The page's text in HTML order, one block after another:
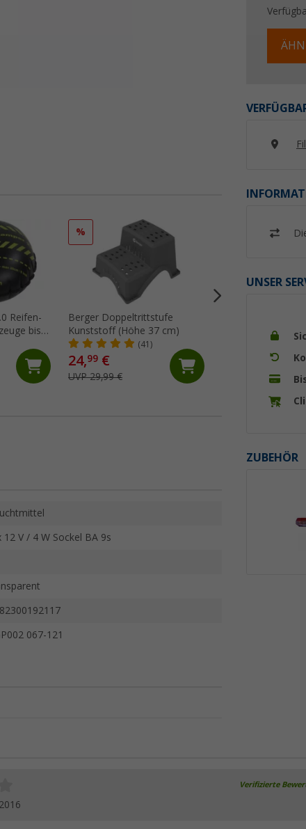
UNSER
ZUBEHÖR
Reifen-
bis 6
%
Berger Doppeltrittstufe
Kunststoff (Höhe 37 cm)
(41)
24,99 €
UVP 29,99 €
klappbarer
Aluminium
UVP 69,99 €
12 V / 4 W Sockel BA 9s
067-121
Verifizierte